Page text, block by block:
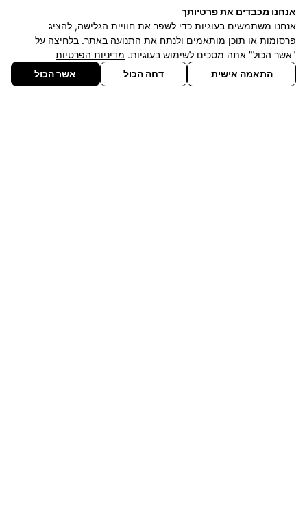
לתיאום שיחת
ייעוץ
האתגר הבא.
העלאת קורות
מגייסים שליחת קו"ח אזור אישי
אנחנו מכבדים את פרטיותך
אנחנו משתמשים בעוגיות כדי לשפר את חוויית הגלישה, להציג
פרסומות או תוכן מותאמים ולנתח את התנועה באתר. בלחיצה על
"אשר הכול" אתה מסכים לשימוש בעוגיות. מדיניות הפרטיות
התאמה אישית
דחה הכול אשר הכול